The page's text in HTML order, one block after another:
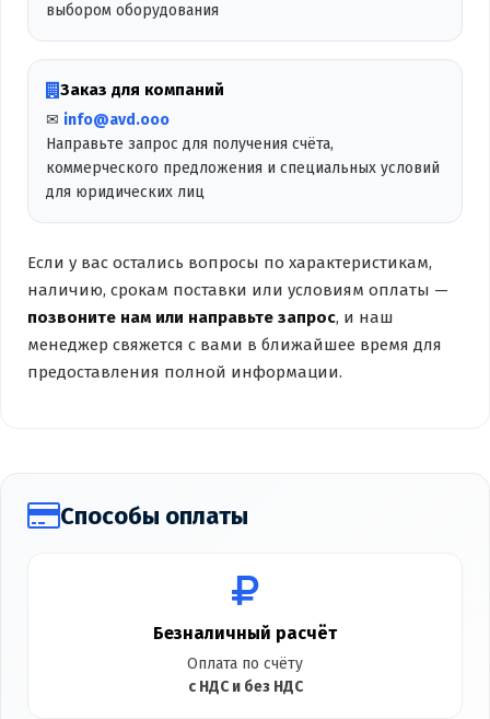
выбором оборудования
Заказ для компаний
✉ info@avd.ooo
Направьте запрос для получения счёта,
коммерческого предложения и специальных условий
для юридических лиц
Если у вас остались вопросы по характеристикам,
наличию, срокам поставки или условиям оплаты —
позвоните нам или направьте запрос, и наш
менеджер свяжется с вами в ближайшее время для
предоставления полной информации.
Способы оплаты
Безналичный расчёт
Оплата по счёту
с НДС и без НДС